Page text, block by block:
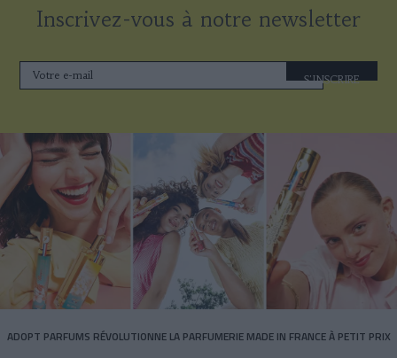
Inscrivez-vous à notre newsletter
S'INSCRIRE
ADOPT PARFUMS RÉVOLUTIONNE LA PARFUMERIE MADE IN FRANCE À PETIT PRIX